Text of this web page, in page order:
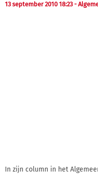
13 september 2010 18:23-
In zijn column in het